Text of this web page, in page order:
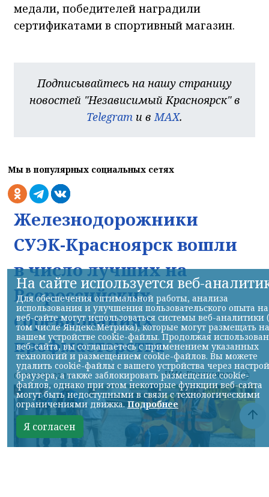
медали, победителей наградили
сертификатами в спортивный магазин.
Подписывайтесь на нашу страницу
новостей "Независимый Красноярск" в
Telegram и в MAX.
Мы в популярных социальных сетях
Железнодорожники
СУЭК-Красноярск вошли
в число лучших на
Всероссийских
соревнованиях
профмастерства
07.08.2026 22:13 НИА-Красноярск
На сайте используется веб-
Для обеспечения оптимальной работы, анализа
использования и улучшения пользовательского опыта на
веб-сайте могут использоваться системы веб-аналитики
том числе Яндекс.Метрика), которые могут размещать на
вашем устройстве cookie-файлы. Продолжая
веб-сайта, вы соглашаетесь с применением указанных
технологий и размещением cookie-файлов. Вы можете
удалить cookie-файлы с вашего устройства через
браузера, а также заблокировать размещение cookie-
файлов, однако при этом некоторые функции веб-сайта
могут быть недоступными в связи с технологическими
ограничениями движка.Подробнее
Я согласен